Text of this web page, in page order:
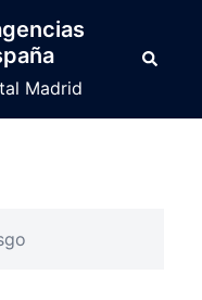
Madrid
Buscar